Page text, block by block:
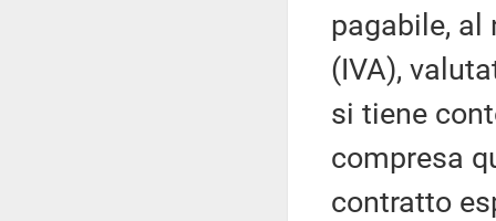
pagabile,
(IVA),
si tiene
compresa
contratto